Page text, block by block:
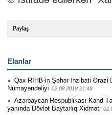
Paylaş
Elanlar
Qax RİHB-in Şəhər İnzibati Ərazi
Nümayəndəliyi 02.08.2018 21:48
Azərbaycan Respublikası Kənd
yanında Dövlət Baytarlıq Xidməti